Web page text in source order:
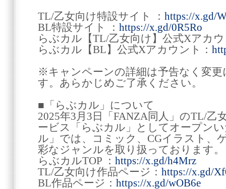
TL/乙女向け特設サイト ： https://x.gd/
BL特設サイト ： https://x.gd/0R5Ro
らぶカル【TL/乙女向け】公式Xアカ
らぶカル【BL】公式Xアカウント：
※キャンペーンの詳細は予告なく変
す。あらかじめご了承ください。
■「らぶカル」について
2025年3月3日「FANZA同人」のTL/乙
ービス「らぶカル」としてオープン
ル」では、コミック、CGイラスト、
彩なジャンルを取り扱っております。
らぶカルTOP ： https://x.gd/h4Mrz
TL/乙女向け作品ページ： https://x.gd/
BL作品ページ： https://x.gd/wOB6e